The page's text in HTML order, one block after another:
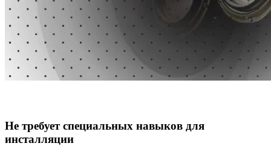
Не требует специальных навыков для
инсталляции